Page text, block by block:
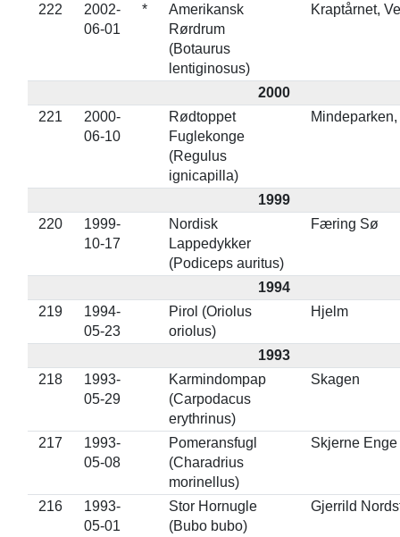
222
2002-
06-01
*
Amerikansk
Rørdrum
(Botaurus
lentiginosus)
Kraptårnet,
2000
221
2000-
06-10
Rødtoppet
Fuglekonge
(Regulus
ignicapilla)
1999
220
1999-
10-17
Nordisk
Lappedykker
(Podiceps auritus)
Færing Sø
1994
219
1994-
05-23
Pirol (Oriolus
oriolus)
Hjelm
1993
218
1993-
05-29
Karmindompap
(Carpodacus
erythrinus)
Skagen
217
1993-
05-08
Pomeransfugl
(Charadrius
morinellus)
Skjerne Enge
216
1993-
05-01
Stor Hornugle
(Bubo bubo)
Gjerrild